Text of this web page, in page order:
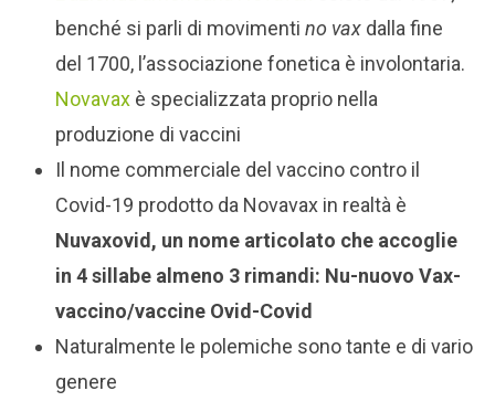
benché si parli di movimenti no vax dalla fine
del 1700, l’associazione fonetica è involontaria.
Novavax è specializzata proprio nella
produzione di vaccini
Il nome commerciale del vaccino contro il
Covid-19 prodotto da Novavax in realtà è
Nuvaxovid, un nome articolato che accoglie
in 4 sillabe almeno 3 rimandi: Nu-nuovo Vax-
vaccino/vaccine Ovid-Covid
Naturalmente le polemiche sono tante e di vario
genere